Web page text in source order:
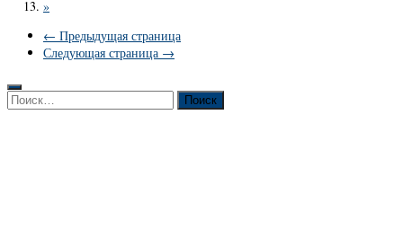
»
← Предыдущая страница
Следующая страница →
Найти: